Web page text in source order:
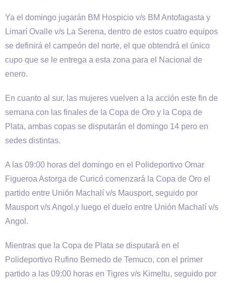
Ya el domingo jugarán BM Hospicio v/s BM Antofagasta y
Limarí Ovalle v/s La Serena, dentro de estos cuatro equipos
se definirá el campeón del norte, el que obtendrá el único
cupo que se le entrega a esta zona para el Nacional de
enero.
En cuanto al sur, las mujeres vuelven a la acción este fin de
semana con las finales de la Copa de Oro y la Copa de
Plata, ambas copas se disputarán el domingo 14 pero en
sedes distintas.
A las 09:00 horas del domingo en el Polideportivo Omar
Figueroa Astorga de Curicó comenzará la Copa de Oro el
partido entre Unión Machalí v/s Mausport, seguido por
Mausport v/s Angol.y luego el duelo entre Unión Machalí v/s
Angol.
Mientras que la Copa de Plata se disputará en el
Polideportivo Rufino Bernedo de Temuco, con el primer
partido a las 09:00 horas en Tigres v/s Kimeltu, seguido por